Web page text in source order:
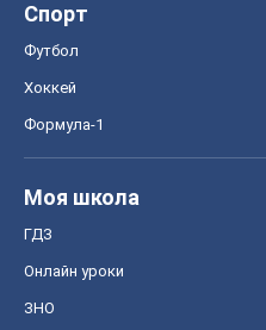
Спорт
Футбол
Хоккей
Формула-1
Моя школа
ГДЗ
Онлайн уроки
ЗНО